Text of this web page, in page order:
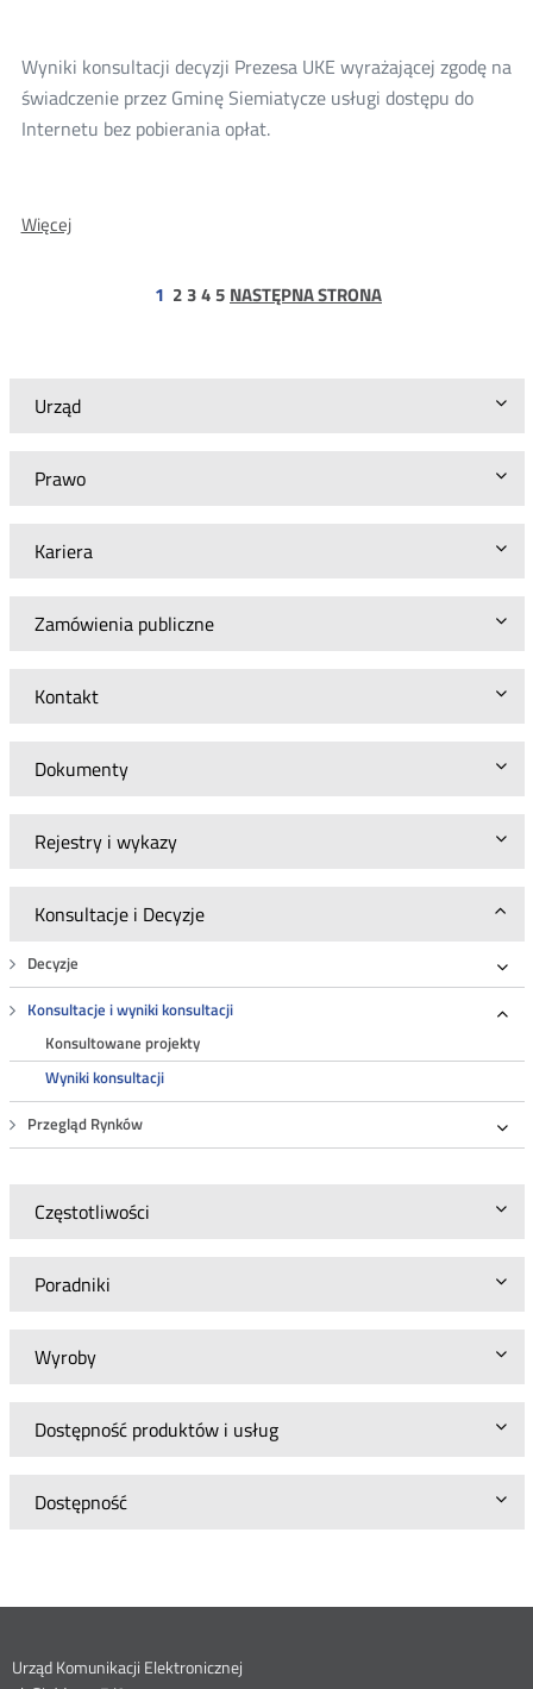
Urząd
Prawo
Kariera
Zamówienia publiczne
Kontakt
Dokumenty
Rejestry i wykazy
Konsultacje i Decyzje
Decyzje
Konsultacje i wyniki konsultacji
Konsultowane projekty
Wyniki konsultacji
Przegląd Rynków
Częstotliwości
Poradniki
Wyroby
Dostępność produktów i usług
Dostępność
Wyniki konsultacji decyzji Prezesa UKE wyrażającej zgodę na
świadczenie przez Gminę Siemiatycze usługi dostępu do
Internetu bez pobierania opłat.
WięcejO:
1 strona
2 strona
3strona
4strona
5 NASTĘPNA STRONA
Urząd Komunikacji Elektronicznej